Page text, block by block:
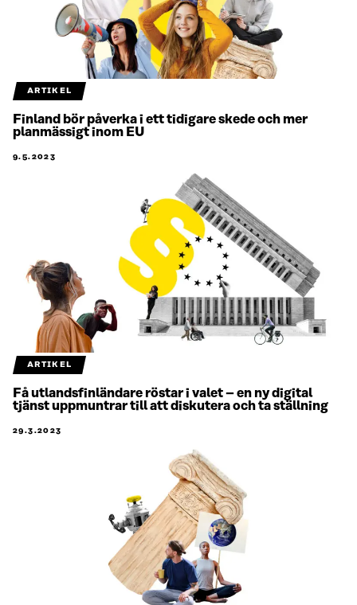
ARTIKEL
Finland bör påverka i ett tidigare skede och mer
planmässigt inom EU
9.5.2023
ARTIKEL
Få utlandsfinländare röstar i valet – en ny digital
tjänst uppmuntrar till att diskutera och ta ställning
29.3.2023